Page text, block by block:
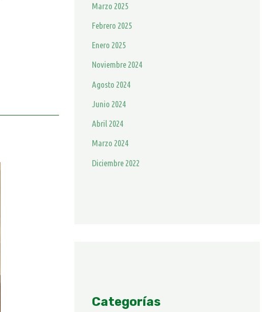
Marzo 2025
Febrero 2025
Enero 2025
Noviembre 2024
Agosto 2024
Junio 2024
Abril 2024
Marzo 2024
Diciembre 2022
Categorías